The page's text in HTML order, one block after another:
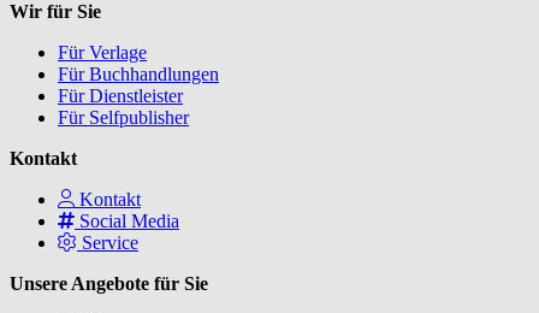
Wir für Sie
Für Verlage
Für Buchhandlungen
Für Dienstleister
Für Selfpublisher
Kontakt
Kontakt
Social Media
Service
Unsere Angebote für Sie